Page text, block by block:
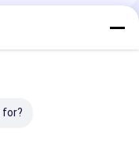
for?